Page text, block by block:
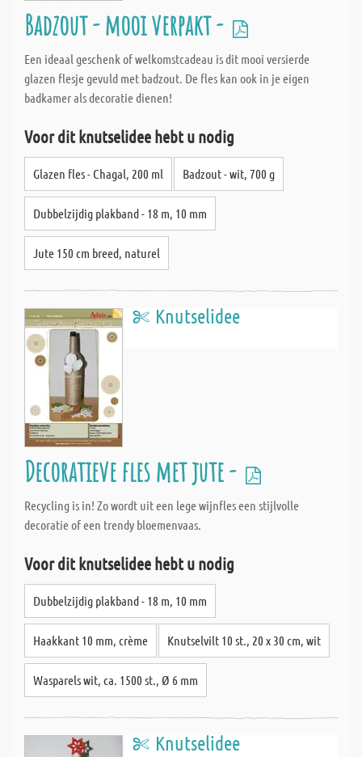
Badzout - mooi verpakt -
Een ideaal geschenk of welkomstcadeau is dit mooi versierde
glazen flesje gevuld met badzout. De fles kan ook in je eigen
badkamer als decoratie dienen!
Voor dit knutselidee hebt u nodig
Glazen fles - Chagal, 200 ml Badzout - wit, 700 g
Dubbelzijdig plakband - 18 m, 10 mm
Jute 150 cm breed, naturel
Knutselidee
Decoratieve fles met jute -
Recycling is in! Zo wordt uit een lege wijnfles een stijlvolle
decoratie of een trendy bloemenvaas.
Voor dit knutselidee hebt u nodig
Dubbelzijdig plakband - 18 m, 10 mm
Haakkant 10 mm, crème Knutselvilt 10 st., 20 x 30 cm, wit
Wasparels wit, ca. 1500 st., Ø 6 mm
Knutselidee